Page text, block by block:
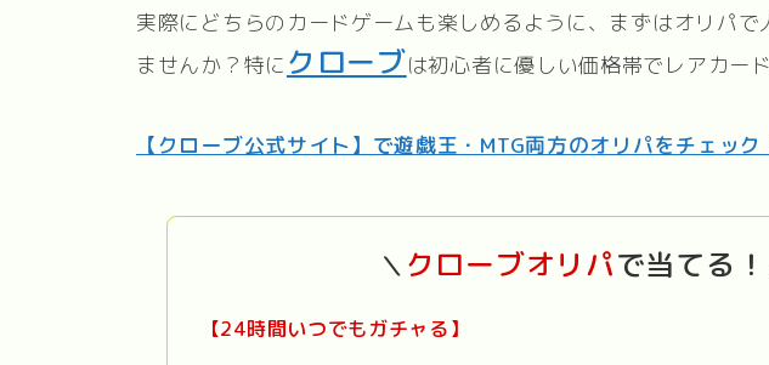
実際にどちらのカードゲームも楽しめるように、まずはオリパ
ませんか？特に クローブは初心者に優しい価格帯でレアカー
【クローブ公式サイト】で遊戯王・MTG両方のオリパをチェック
＼ クローブオリパで当てる！
【24時間いつでもガチャる】